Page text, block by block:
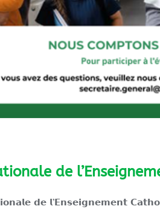
de
𝗱𝗲 𝗹’𝗘𝗻𝘀𝗲𝗶𝗴𝗻𝗲𝗺𝗲𝗻𝘁